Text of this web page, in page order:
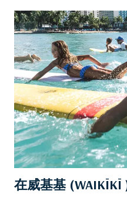
紹
M
A
R
R
I
O
T
T
V
A
C
A
在威基基